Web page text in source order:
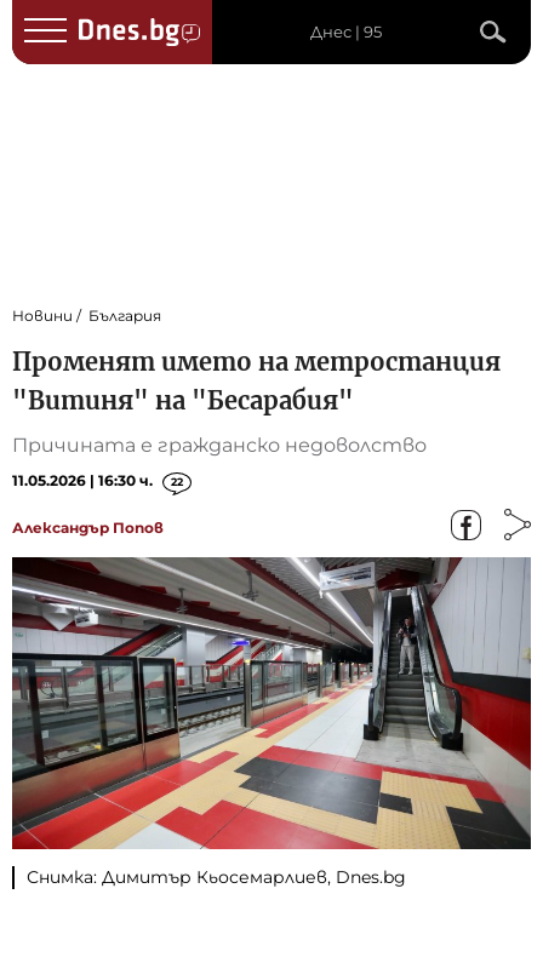
Днес | 95
Новини България
Променят името на метростанция
"Витиня" на "Бесарабия"
Причината е гражданско недоволство
11.05.2026 | 16:30 ч. 22
Александър Попов
Снимка: Димитър Кьосемарлиев, Dnes.bg